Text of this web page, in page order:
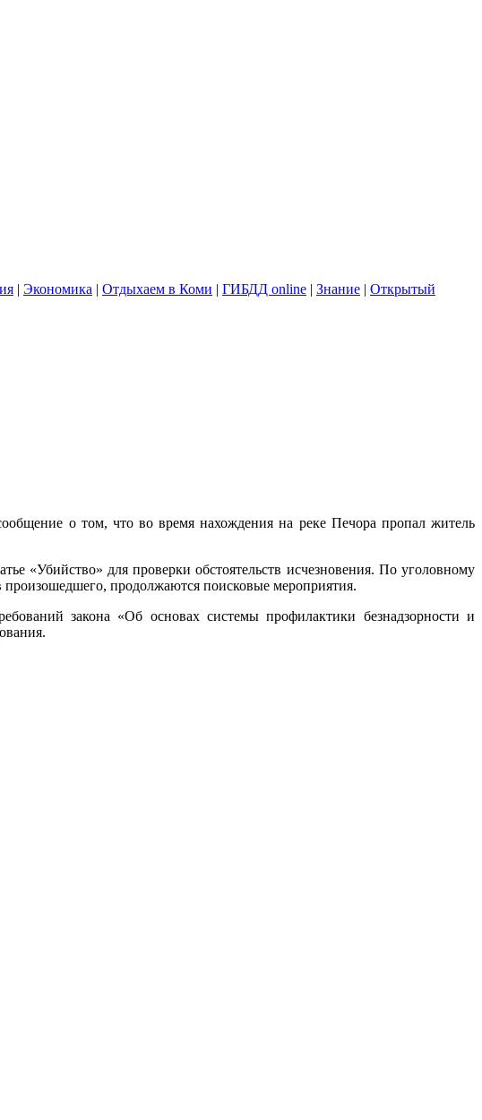
| Экономика | Отдыхаем в Коми | ГИБДД online | Знание | Открытый
о том, что во время нахождения на реке Печора пропал житель
«Убийство» для проверки обстоятельств исчезновения. По уголовному
произошедшего, продолжаются поисковые мероприятия.
закона «Об основах системы профилактики безнадзорности и